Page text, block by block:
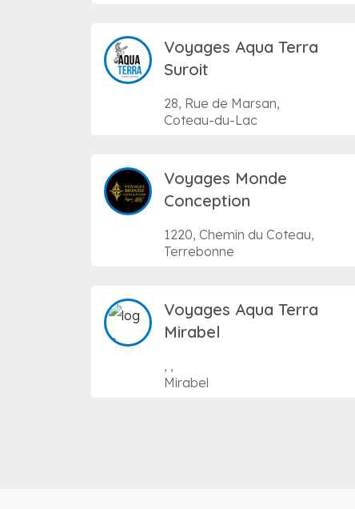
Voyages Aqua Terra
Suroit
28, Rue de Marsan,
Coteau-du-Lac
Voyages Monde
Conception
1220, Chemin du Coteau,
Terrebonne
Voyages Aqua Terra
Mirabel
, ,
Mirabel